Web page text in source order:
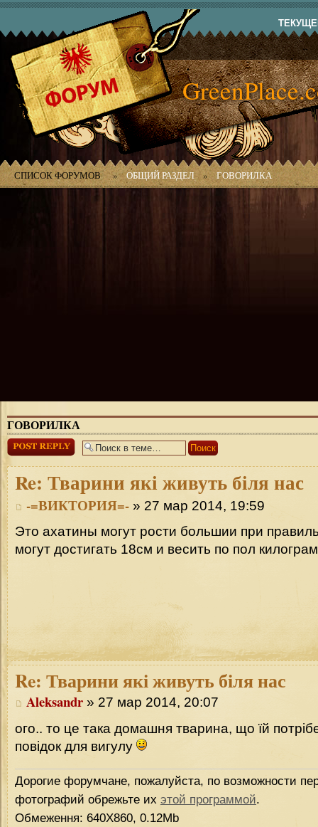
СПИСОК ФОРУМОВ » ОБЩИЙ РАЗДЕЛ » ГОВОРИЛКА
ГОВОРИЛКА
Ответить
Re: Тварини які живуть біля нас
-=ВИКТОРИЯ=- » 27 мар 2014, 19:59
Это ахатины могут рости большии при
могут достигать 18см и весить по пол
Re: Тварини які живуть біля нас
Aleksandr » 27 мар 2014, 20:07
ого.. то це така домашня тварина, що їй
повідок для вигулу
Дорогие форумчане, пожалуйста, по возможности
фотографий обрежьте их этой программой.
Обмеження: 640Х860, 0.12Mb